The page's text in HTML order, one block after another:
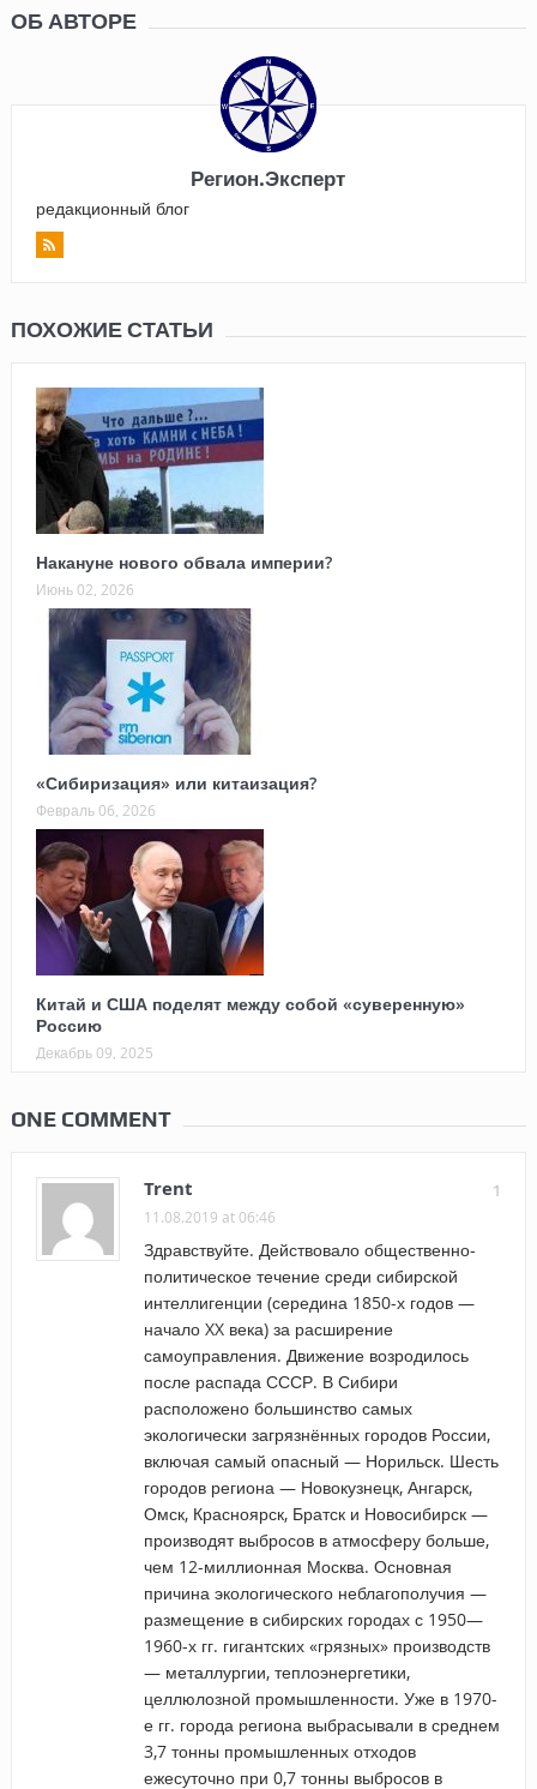
ОБ АВТОРЕ
Регион.Эксперт
редакционный блог
ПОХОЖИЕ СТАТЬИ
Накануне нового обвала империи?
Июнь 02, 2026
«Сибиризация» или китаизация?
Февраль 06, 2026
Китай и США поделят между собой «суверенную»
Россию
Декабрь 09, 2025
ONE COMMENT
1
Trent
11.08.2019 at 06:46
Здравствуйте. Действовало общественно-
политическое течение среди сибирской
интеллигенции (середина 1850-х годов —
начало XX века) за расширение
самоуправления. Движение возродилось
после распада СССР. В Сибири
расположено большинство самых
экологически загрязнённых городов России,
включая самый опасный — Норильск. Шесть
городов региона — Новокузнецк, Ангарск,
Омск, Красноярск, Братск и Новосибирск —
производят выбросов в атмосферу больше,
чем 12-миллионная Москва. Основная
причина экологического неблагополучия —
размещение в сибирских городах с 1950—
1960-х гг. гигантских «грязных» производств
— металлургии, теплоэнергетики,
целлюлозной промышленности. Уже в 1970-
е гг. города региона выбрасывали в среднем
3,7 тонны промышленных отходов
ежесуточно при 0,7 тонны выбросов в